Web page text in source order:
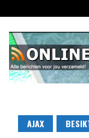
naar
inhoud
Online
jou verzameld
AJAX